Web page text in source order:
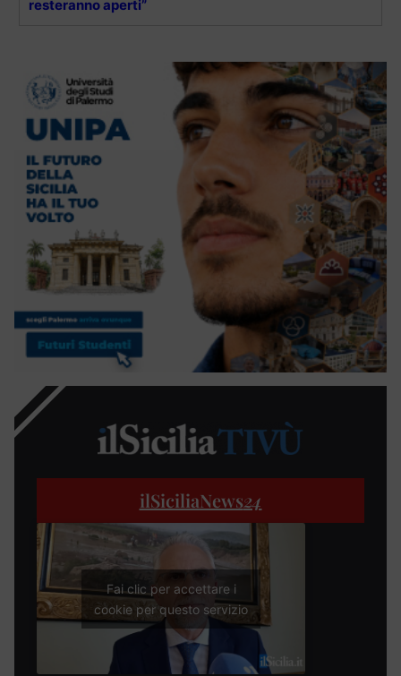
resteranno aperti”
ilSiciliaNews24
Fai clic per accettare i
cookie per questo servizio